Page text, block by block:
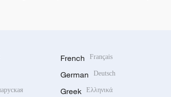
French Français
German Deutsch
Greek Ελληνικά